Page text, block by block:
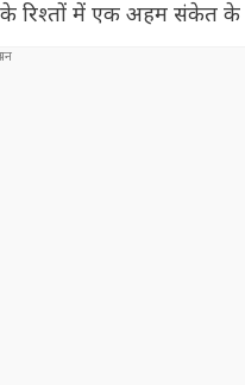
के रिश्तों में एक अहम संकेत